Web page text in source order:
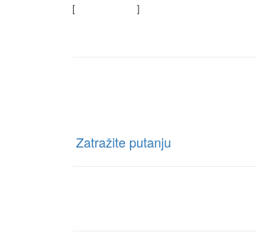
[
]
Zatražite putanju